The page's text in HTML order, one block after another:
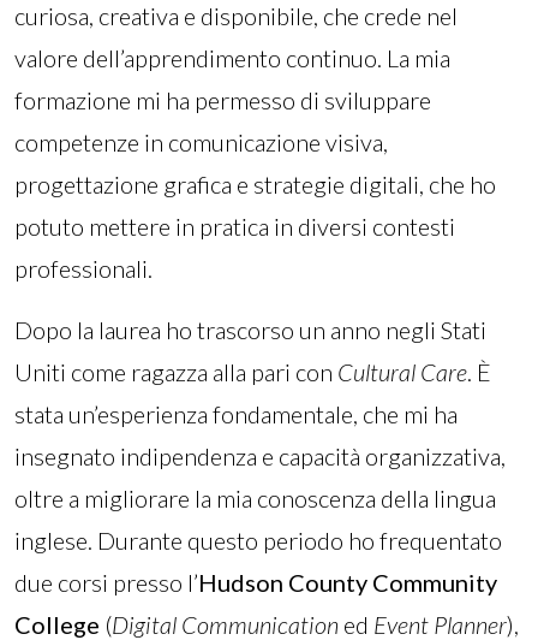
curiosa, creativa e disponibile, che crede nel
valore dell’apprendimento continuo. La mia
formazione mi ha permesso di sviluppare
competenze in comunicazione visiva,
progettazione grafica e strategie digitali, che ho
potuto mettere in pratica in diversi contesti
professionali.
Dopo la laurea ho trascorso un anno negli Stati
Uniti come ragazza alla pari con Cultural Care. È
stata un’esperienza fondamentale, che mi ha
insegnato indipendenza e capacità organizzativa,
oltre a migliorare la mia conoscenza della lingua
inglese. Durante questo periodo ho frequentato
due corsi presso l’Hudson County Community
College (Digital Communication ed Event Planner),